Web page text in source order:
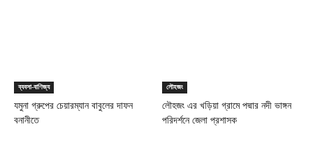
ব্যবসা-বাণিজ্য
যমুনা গ্রুপের চেয়ারম্যান বাবুলের দাফন
বনানীতে
লৌহজং
লৌহজং এর খড়িয়া গ্রামে পদ্মার নদী ভাঙ্গন
পরিদর্শনে জেলা প্রশাসক